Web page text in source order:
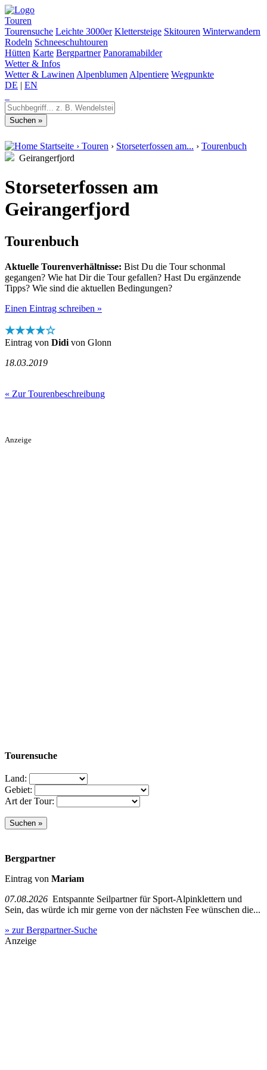
Touren
Tourensuche Leichte 3000er Klettersteige Skitouren Winterwandern
Rodeln Schneeschuhtouren
Hütten Karte Bergpartner Panoramabilder
Wetter & Infos
Wetter & Lawinen Alpenblumen Alpentiere Wegpunkte
DE | EN
Startseite › Touren › Storseterfossen am... › Tourenbuch
Geirangerfjord
Storseterfossen am
Geirangerfjord
Tourenbuch
Aktuelle Tourenverhältnisse: Bist Du die Tour schonmal
gegangen? Wie hat Dir die Tour gefallen? Hast Du ergänzende
Tipps? Wie sind die aktuellen Bedingungen?
Einen Eintrag schreiben »
★★★★☆
Eintrag von Didi von Glonn
18.03.2019
« Zur Tourenbeschreibung
Anzeige
Tourensuche
Land:
Gebiet:
Art der Tour:
Bergpartner
Eintrag von Mariam
07.08.2026 Entspannte Seilpartner für Sport-Alpinklettern und
Sein, das würde ich mir gerne von der nächsten Fee wünschen die...
» zur Bergpartner-Suche
Anzeige